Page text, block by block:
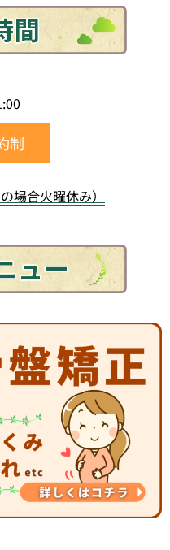
制
場合火曜休み）